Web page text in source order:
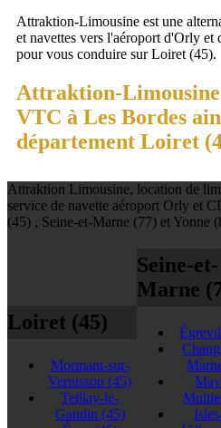
Attraktion-Limousine est une
et navettes vers l'aéroport d'Orly et
pour vous conduire sur Loiret (45).
Attraktion-Limousine
VTC à Les Bordes
département Loiret
Attraktion Limousine, location de
service de navette aéroport Orly et
(45) , Seine-et-Marne (77) et Yonne
Loiret (45)
Mormant-sur-
Vernisson(45)
Teillay-le-
Gaudin (45)
Seine-et-
Marne